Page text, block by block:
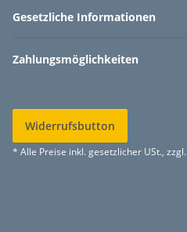
Gesetzliche Informationen
Zahlungsmöglichkeiten
Widerrufsbutton
* Alle Preise inkl. gesetzlicher USt., zzgl.